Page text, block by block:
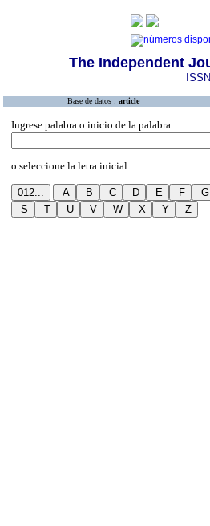
The Independent
Base de datos : article
Ingrese palabra o inicio de la palabra:
o seleccione la letra inicial